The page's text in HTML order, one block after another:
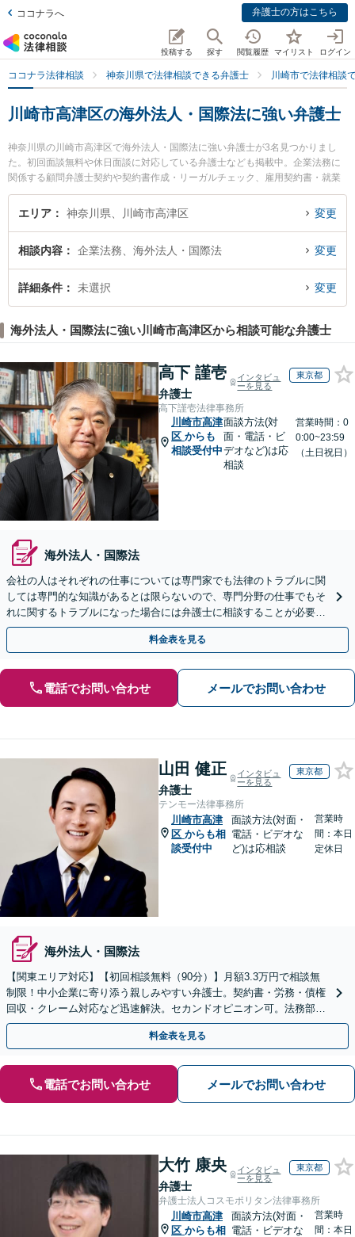
ココナラへ 弁護士の方はこちら
投稿する 探す 閲覧履歴 マイリスト ログイン
ココナラ法律相談 神奈川県で法律相談できる弁護士 川崎市で法律相談
川崎市高津区の海外法人・国際法に強い弁護士
神奈川県の川崎市高津区で海外法人・国際法に強い弁護士が3名見つかりまし
た。初回面談無料や休日面談に対応している弁護士なども掲載中。企業法務に
関係する顧問弁護士契約や契約書作成・リーガルチェック、雇用契約書・就業
規則作成等の細かな分野での絞り込み検索もでき便利です。特に弁護士法人ア
ライズ溝の口法律事務所の瀧澤 幹太弁護士や溝の口吉田法律事務所の吉田 誠弁
外法人・国際法のトラブルを今すぐに弁護士に相談したい』『海外法人・国際
法のトラブル解決の実績豊富な近くの弁護士を検索したい』『初回相談無料で
海外法人・国際法を法律相談できる川崎市高津区内の弁護士に相談予約した
エリア 神奈川県、川崎市高津区 変更
相談内容 企業法務、海外法人・国際法 変更
詳細条件 未選択 変更
海外法人・国際法に強い川崎市高津区から相談可能な弁護士
高下 謹壱
弁護士
インタビュ
ーを見る
東京都
高下謹壱法律事務所
川崎市高津
区 からも
相談受付中
面談方法(対
面・電話・ビ
デオなど)は応
相談
営業時間：0
0:00~23:59
（土日祝日）
海外法人・国際法
会社の人はそれぞれの仕事については専門家でも法律のトラブルに関
しては専門的な知識があるとは限らないので、専門分野の仕事でもそ
れに関するトラブルになった場合には弁護士に相談することが必要不
可欠だと思います。銀座駅1分、100社超の実績。
料金表を見る
電話でお問い合わせ メールでお問い合わせ
山田 健正
弁護士
インタビュ
ーを見る
東京都
テンモー法律事務所
川崎市高津
区 からも相
談受付中
面談方法(対面・
電話・ビデオな
ど)は応相談
営業時
間：本日
定休日
海外法人・国際法
【関東エリア対応】【初回相談無料（90分）】月額3.3万円で相談無
制限！中小企業に寄り添う親しみやすい弁護士。契約書・労務・債権
回収・クレーム対応など迅速解決。セカンドオピニオン可。法務部が
ない企業様の強い味方です。オンライン全国対応。
料金表を見る
電話でお問い合わせ メールでお問い合わせ
大竹 康央
弁護士
インタビュ
ーを見る
東京都
弁護士法人コスモポリタン法律事務所
川崎市高津
区 からも相
面談方法(対面・
電話・ビデオな
営業時
間：本日